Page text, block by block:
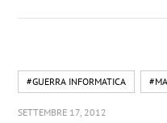
#GUERRA INFORMATICA
SETTEMBRE 17, 2012